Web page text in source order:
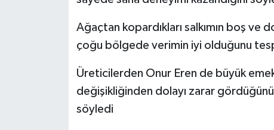
Ağaçtan kopardıkları salkımın boş ve
çoğu bölgede verimin iyi olduğunu
Üreticilerden Onur Eren de büyük
değişikliğinden dolayı zarar
söyledi